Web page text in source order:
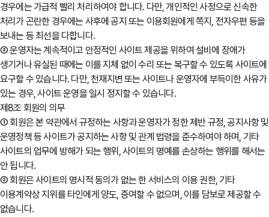
경우에는 가급적 빨리 처리하여야 합니다. 다만, 개인적인 사정으로 신속한
처리가 곤란한 경우에는 사후에 공지 또는 이용회원에게 쪽지, 전자우편 등을
보내는 등 최선을 다합니다.
② 운영자는 계속적이고 안정적인 사이트 제공을 위하여 설비에 장애가
생기거나 유실된 때에는 이를 지체 없이 수리 또는 복구할 수 있도록 사이트에
요구할 수 있습니다. 다만, 천재지변 또는 사이트나 운영자에 부득이한 사유가
있는 경우, 사이트 운영을 일시 정지할 수 있습니다.
제8조 회원의 의무
① 회원은 본 약관에서 규정하는 사항과 운영자가 정한 제반 규정, 공지사항 및
운영정책 등 사이트가 공지하는 사항 및 관계 법령을 준수하여야 하며, 기타
사이트의 업무에 방해가 되는 행위, 사이트의 명예를 손상하는 행위를 해서는
안 됩니다.
② 회원은 사이트의 명시적 동의가 없는 한 서비스의 이용 권한, 기타
이용계약상 지위를 타인에게 양도, 증여할 수 없으며, 이를 담보로 제공할 수
없습니다.